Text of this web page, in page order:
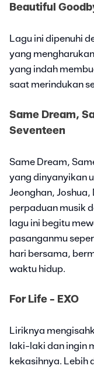
Beautiful
Lagu ini dipenuhi
yang
yang indah
saat merindukan
Same Dream,
Seventeen
Same Dream,
yang dinyanyikan
Jeonghan, Joshua,
perpaduan musik
lagu ini begitu
pasanganmu
hari bersama,
waktu hidup.
For Life - EXO
Liriknya
laki-laki dan ingin
kekasihnya. Lebih